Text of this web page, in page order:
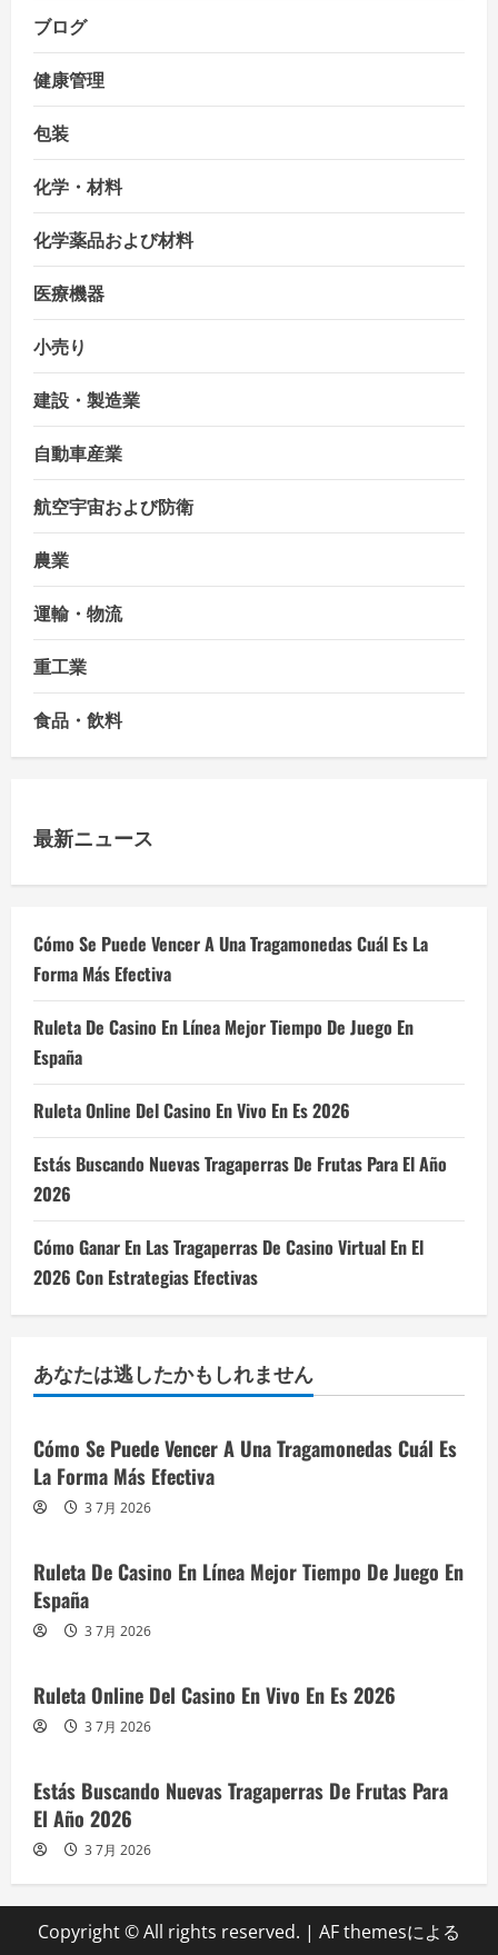
ブログ
健康管理
包装
化学・材料
化学薬品および材料
医療機器
小売り
建設・製造業
自動車産業
航空宇宙および防衛
農業
運輸・物流
重工業
食品・飲料
最新ニュース
Cómo Se Puede Vencer A Una Tragamonedas Cuál Es La
Forma Más Efectiva
Ruleta De Casino En Línea Mejor Tiempo De Juego En
España
Ruleta Online Del Casino En Vivo En Es 2026
Estás Buscando Nuevas Tragaperras De Frutas Para El Año
2026
Cómo Ganar En Las Tragaperras De Casino Virtual En El
2026 Con Estrategias Efectivas
あなたは逃したかもしれません
Cómo Se Puede Vencer A Una Tragamonedas Cuál Es
La Forma Más Efectiva
3 7月 2026
Ruleta De Casino En Línea Mejor Tiempo De Juego En
España
3 7月 2026
Ruleta Online Del Casino En Vivo En Es 2026
3 7月 2026
Estás Buscando Nuevas Tragaperras De Frutas Para
El Año 2026
3 7月 2026
Copyright © All rights reserved. | AF themesによる